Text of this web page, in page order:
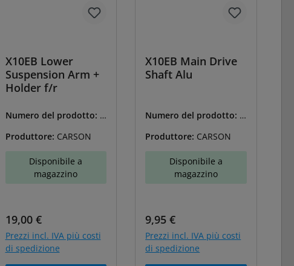
X10EB Lower
Suspension Arm +
Holder f/r
Numero del prodotto: T
Produttore: CARSON
Disponibile a
magazzino
Prezzo normale:
19,00 €
Prezzi incl. IVA più costi
di spedizione
X10EB Main Drive
Shaft Alu
Numero del prodotto: T
Produttore: CARSON
Disponibile a
magazzino
Prezzo normale:
9,95 €
Prezzi incl. IVA più costi
di spedizione